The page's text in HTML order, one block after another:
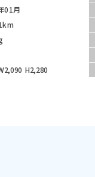
01月
H2,280